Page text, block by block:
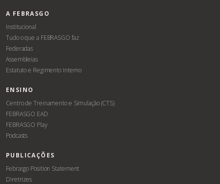
A FEBRASGO
Institucional
Tudo o que a FEBRASGO faz
Federadas
Assembleias
Estatuto e Regimento Interno
ENSINO
Centro de Treinamento e Simulação (CTS)
FEBRASGO EAD
FEBRASGO Play
Podcasts
PUBLICAÇÕES
Febrasgo Position Statement
Diretrizes